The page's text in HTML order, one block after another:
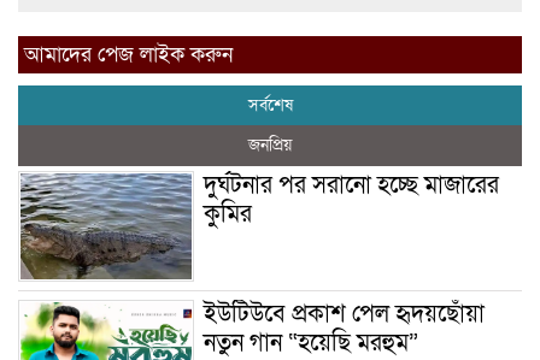
আমাদের পেজ লাইক করুন
সর্বশেষ
জনপ্রিয়
দুর্ঘটনার পর সরানো হচ্ছে মাজারের
কুমির
ইউটিউবে প্রকাশ পেল হৃদয়ছোঁয়া
নতুন গান “হয়েছি মরহুম”